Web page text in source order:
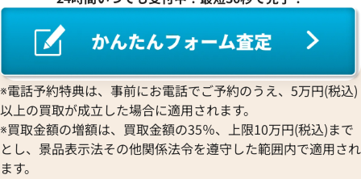
※電話予約特典は、事前にお電話でご予約のうえ、5万円(税込)
以上の買取が成立した場合に適用されます。
※買取金額の増額は、買取金額の35％、上限10万円(税込)まで
とし、景品表示法その他関係法令を遵守した範囲内で適用され
ます。